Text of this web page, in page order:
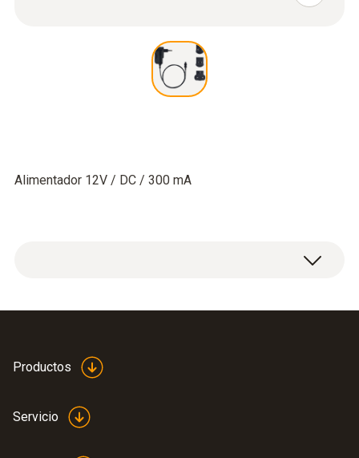
Alimentador 12V / DC / 300 mA
Productos
Servicio